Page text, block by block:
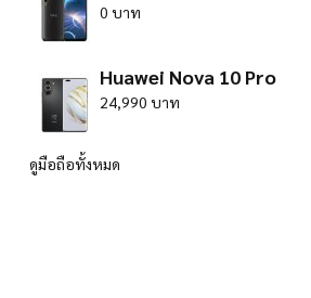
0 บาท
Huawei Nova 10 Pro
24,990 บาท
ดูมือถือทั้งหมด